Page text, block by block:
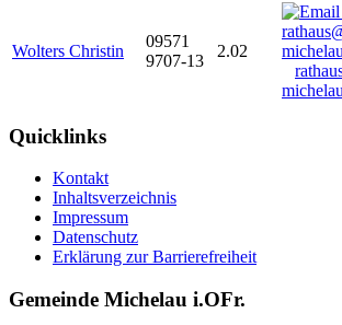
Wolters Christin
09571
9707-13
2.02
Quicklinks
Kontakt
Inhaltsverzeichnis
Impressum
Datenschutz
Erklärung zur Barrierefreiheit
Gemeinde Michelau i.OFr.